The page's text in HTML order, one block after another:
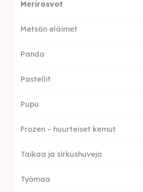
Merirosvot
Metsän eläimet
Panda
Pastellit
Pupu
Frozen – huurteiset kemut
Taikaa ja sirkushuveja
Työmaa